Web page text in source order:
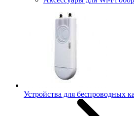
Устройства для беспроводных